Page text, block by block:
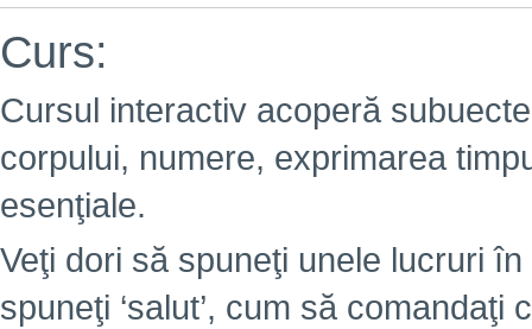
Curs:
Cursul interactiv acoperă
corpului, numere, exprimarea
esenţiale.
Veţi dori să spuneţi unele lucruri
spuneţi ‘salut’, cum să